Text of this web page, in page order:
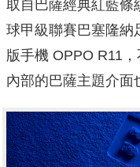
取自巴薩經典紅藍條
球甲級聯賽巴塞隆納
版手機 OPPO R11
內部的巴薩主題介面